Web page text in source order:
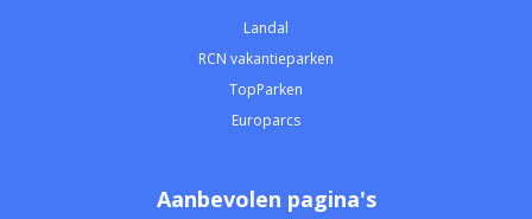
Landal
RCN vakantieparken
TopParken
Europarcs
Aanbevolen pagina's